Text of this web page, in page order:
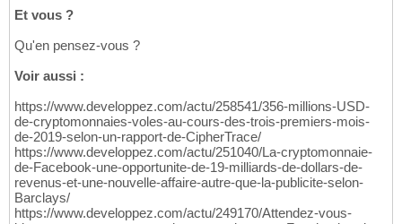
Et vous ?
Qu'en pensez-vous ?
Voir aussi :
https://www.developpez.com/actu/258541/356-millions-USD-
de-cryptomonnaies-voles-au-cours-des-trois-premiers-mois-
de-2019-selon-un-rapport-de-CipherTrace/
https://www.developpez.com/actu/251040/La-cryptomonnaie-
de-Facebook-une-opportunite-de-19-milliards-de-dollars-de-
revenus-et-une-nouvelle-affaire-autre-que-la-publicite-selon-
Barclays/
https://www.developpez.com/actu/249170/Attendez-vous-